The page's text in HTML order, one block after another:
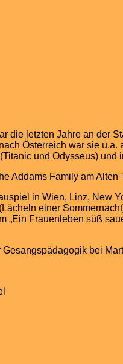
die letzten Jahre an der
Österreich war sie
und Odysseus)
Addams Family am Alten
in Wien, Linz, New
einer
„Ein Frauenleben süß
bei